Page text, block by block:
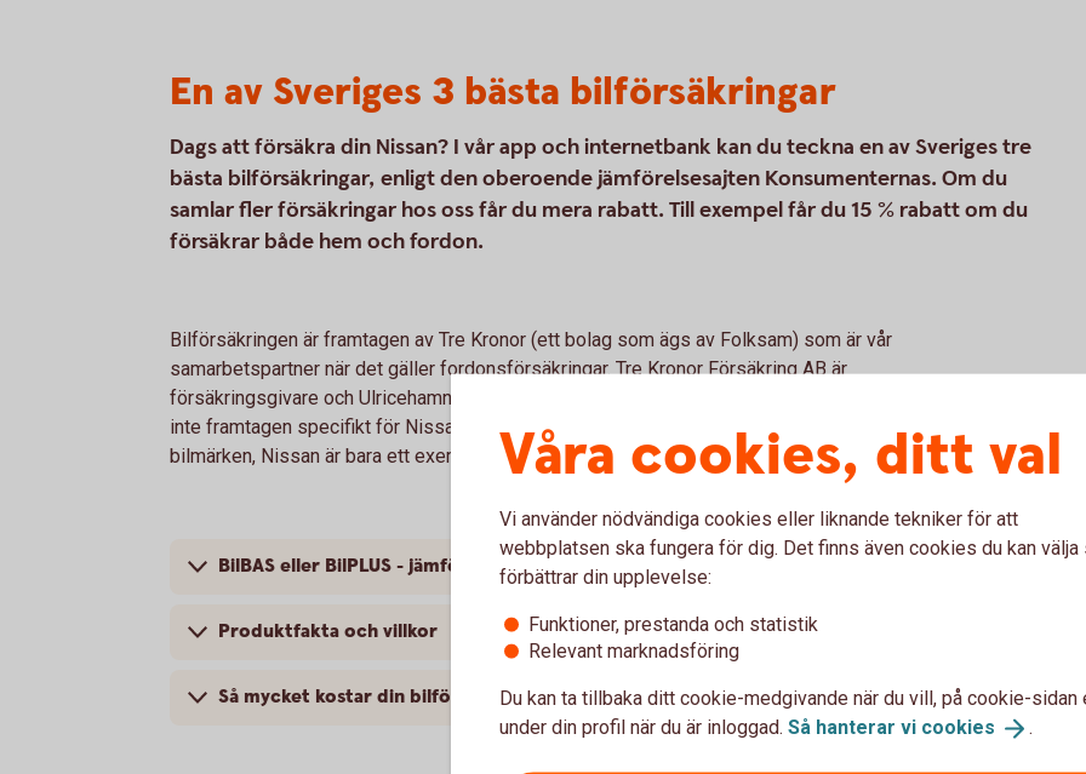
En av Sveriges 3 bästa bilförsäkringar
Dags att försäkra din Nissan? I vår app och internetbank kan du teckna en av Sveriges tre
bästa bilförsäkringar, enligt den oberoende jämförelsesajten Konsumenternas. Om du
samlar fler försäkringar hos oss får du mera rabatt. Till exempel får du 15 % rabatt om du
försäkrar både hem och fordon.
Bilförsäkringen är framtagen av Tre Kronor (ett bolag som ägs av Folksam) som är vår
samarbetspartner när det gäller fordonsförsäkringar. Tre Kronor Försäkring AB är
försäkringsgivare och Ulricehamns Sparbank är försäkringsförmedlare. Bilförsäkringen är
inte framtagen specifikt för Nissan; bilförsäkringen vi erbjuder kan tecknas för alla
bilmärken, Nissan är bara ett exempel.
BilBAS eller BilPLUS - jämför innehåll
Produktfakta och villkor
Så mycket kostar din bilförsäkring
Våra cookies, ditt val
Vi använder nödvändiga cookies eller liknande tekniker för att
webbplatsen ska fungera för dig. Det finns även cookies du kan välja
förbättrar din upplevelse:
Funktioner, prestanda och statistik
Relevant marknadsföring
Du kan ta tillbaka ditt cookie-medgivande när du vill, på cookie-sidan
under din profil när du är inloggad. Så hanterar vi cookies .